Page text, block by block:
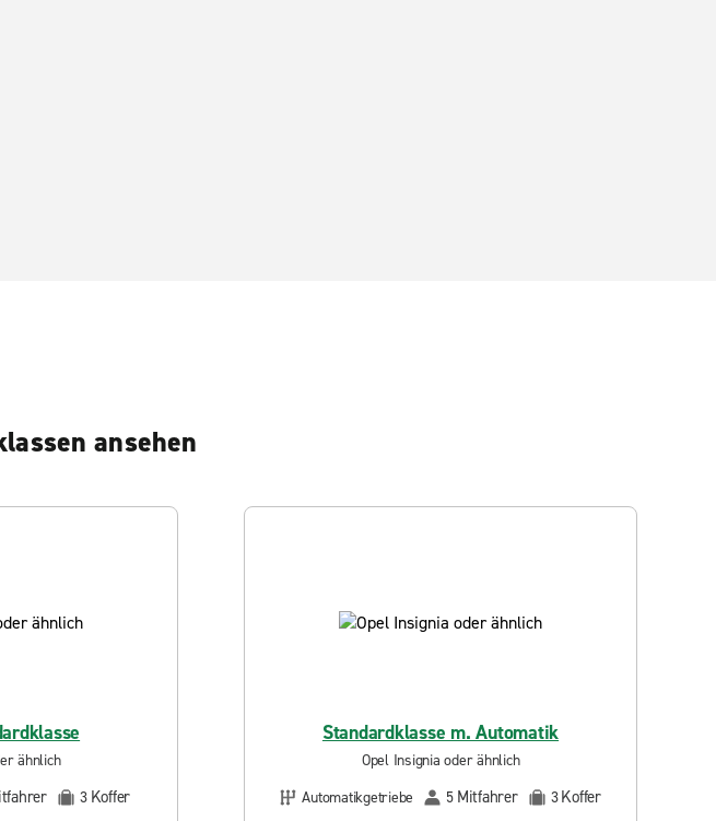
ansehen
ähnlich
3 Koffer
Standardklasse m. Automatik
Opel Insignia oder ähnlich
Automatikgetriebe
5 Mitfahrer 3Koffer